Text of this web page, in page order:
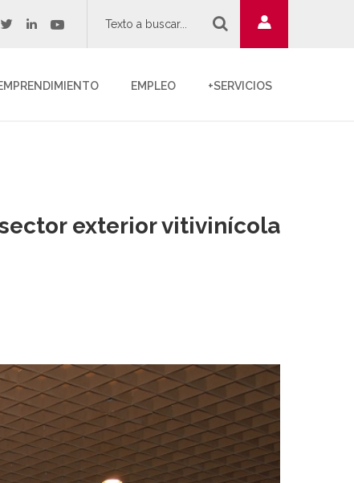
twitterlinkedinyoutube
EMPLEO +SERVICIOS
exterior vitivinícola